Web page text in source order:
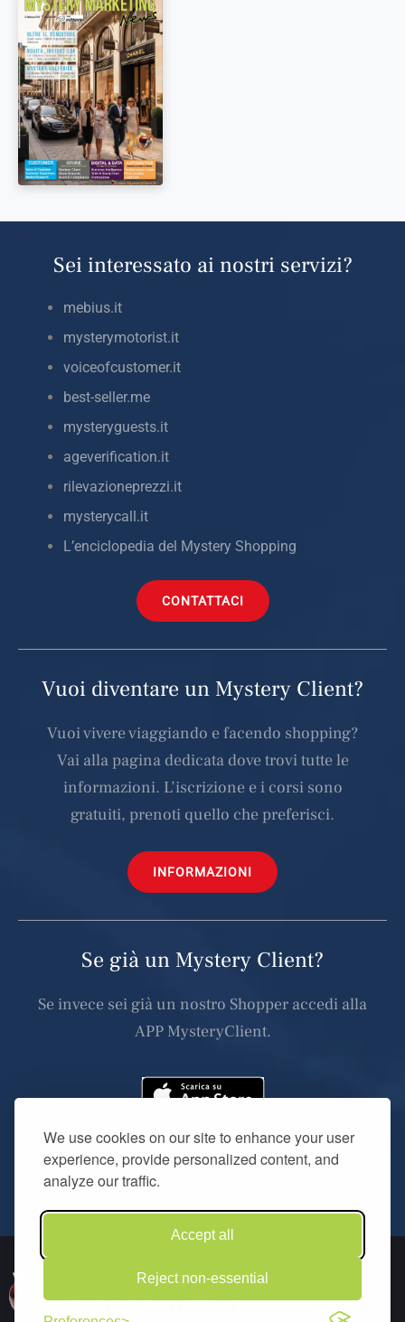
We use cookies on our site to enhance your user
experience, provide personalized content, and
analyze our traffic.
Accept all
Reject non-essential
Sei interessato ai nostri servizi?
mebius.it
mysterymotorist.it
voiceofcustomer.it
best-seller.me
mysteryguests.it
ageverification.it
rilevazioneprezzi.it
mysterycall.it
L’enciclopedia del Mystery Shopping
CONTATTACI
Vuoi diventare un Mystery Client?
Vuoi vivere viaggiando e facendo shopping?
Vai alla pagina dedicata dove trovi tutte le
informazioni. L’iscrizione e i corsi sono
gratuiti, prenoti quello che preferisci.
INFORMAZIONI
Se già un Mystery Client?
Se invece sei già un nostro Shopper accedi alla
APP MysteryClient.